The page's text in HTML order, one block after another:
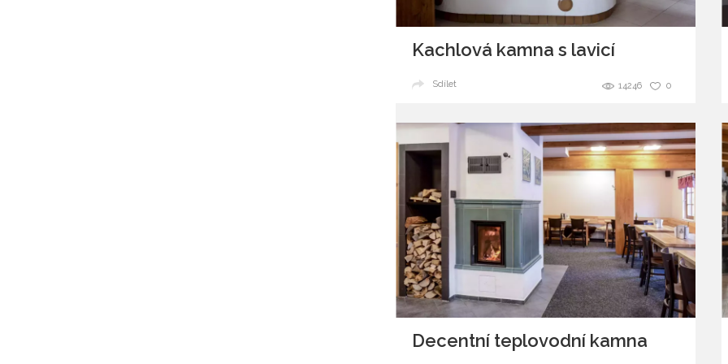
Kachlová kamna s lavicí
0
14246
Sdílet
Decentní teplovodní kamna